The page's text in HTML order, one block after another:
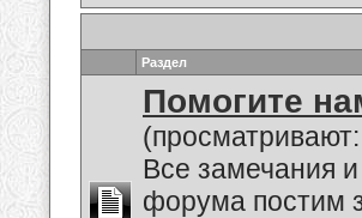
Раздел
Помогите
Все замечания
форума постим